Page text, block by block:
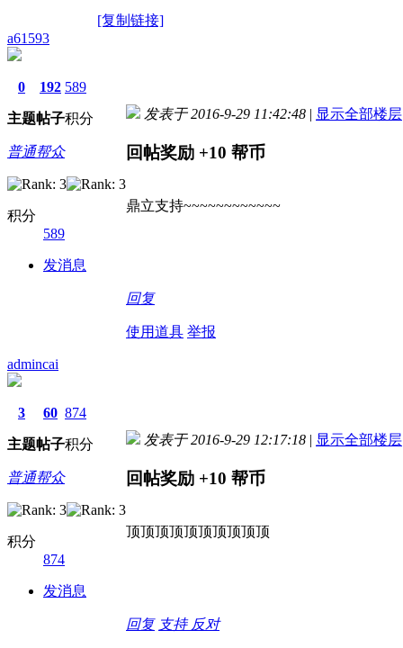
[复制链接]
a61593
0
主题
192
帖子
589
积分
普通帮众
积分
589
发消息
发表于 2016-9-29 11:42:48 | 显示全部楼层
回帖奖励 +10 帮币
鼎立支持~~~~~~~~~~~~
回复
使用道具 举报
admincai
3
主题
60
帖子
874
积分
普通帮众
积分
874
发消息
发表于 2016-9-29 12:17:18 | 显示全部楼层
回帖奖励 +10 帮币
顶顶顶顶顶顶顶顶顶顶
回复 支持 反对